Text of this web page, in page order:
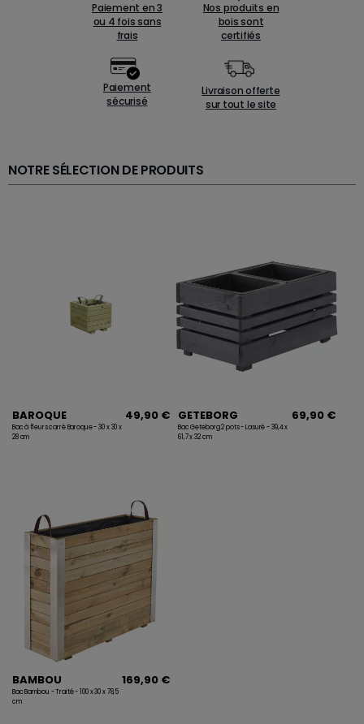
Paiement en 3
ou 4 fois sans
frais
Nos produits en
bois sont
certifiés
Paiement
sécurisé
Livraison offerte
sur tout le site
NOTRE SÉLECTION DE PRODUITS
BAROQUE
Bac à fleurs carré Baroque - 30 x 30 x
28 cm
49,90 € GETEBORG
Bac Geteborg 2 pots - Lasuré - 39,4 x
61,7 x 32 cm
69,90 €
BAMBOU
Bac Bambou - Traité - 100 x 30 x 78,5
cm
169,90 €